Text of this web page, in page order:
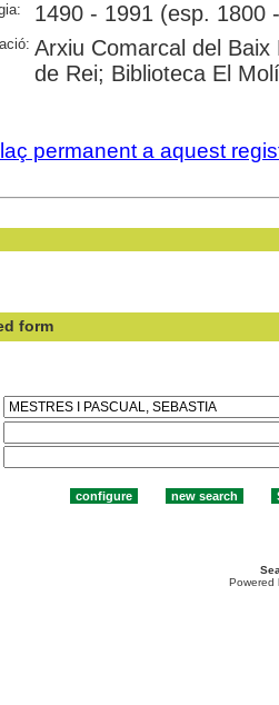
1490 - 1991 (esp. 1800
Arxiu Comarcal del
de Rei; Biblioteca El
permanent a aquest
form
Powered